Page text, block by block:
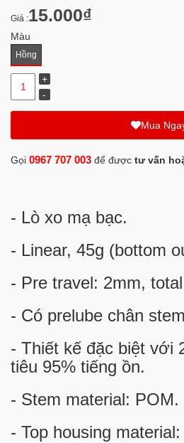
Giá :15.000₫
Màu
Hồng
Mua
Gọi 0967 707 003 để được tư vấn
- Lò xo mạ bạc.
- Linear, 45g (bottom
- Pre travel: 2mm,
- Có prelube chân
- Thiết kế đặc biệt với
tiêu 95% tiếng ồn.
- Stem material: POM.
- Top housing